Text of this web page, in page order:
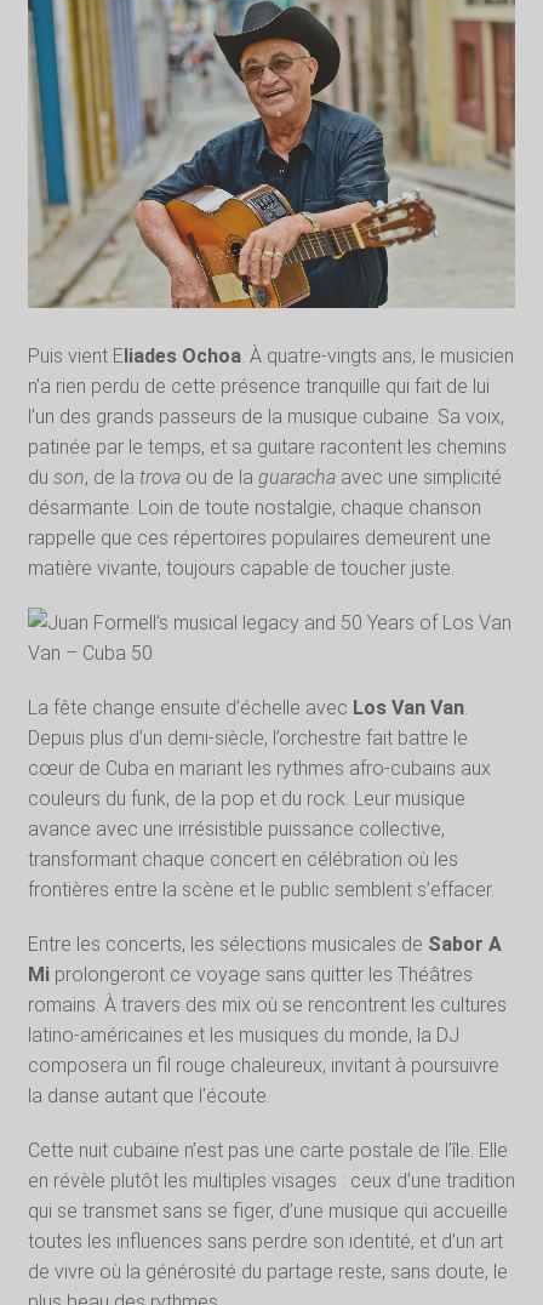
Puis vient Eliades Ochoa. À quatre-vingts ans, le musicien
n’a rien perdu de cette présence tranquille qui fait de lui
l’un des grands passeurs de la musique cubaine. Sa voix,
patinée par le temps, et sa guitare racontent les chemins
du son, de la trovaou de la guarachaavec une simplicité
désarmante. Loin de toute nostalgie, chaque chanson
rappelle que ces répertoires populaires demeurent une
matière vivante, toujours capable de toucher juste.
La fête change ensuite d’échelle avec Los Van Van.
Depuis plus d’un demi-siècle, l’orchestre fait battre le
cœur de Cuba en mariant les rythmes afro-cubains aux
couleurs du funk, de la pop et du rock. Leur musique
avance avec une irrésistible puissance collective,
transformant chaque concert en célébration où les
frontières entre la scène et le public semblent s’effacer.
Entre les concerts, les sélections musicales de Sabor A
Miprolongeront ce voyage sans quitter les Théâtres
romains. À travers des mix où se rencontrent les cultures
latino-américaines et les musiques du monde, la DJ
composera un fil rouge chaleureux, invitant à poursuivre
la danse autant que l’écoute.
Cette nuit cubaine n’est pas une carte postale de l’île. Elle
en révèle plutôt les multiples visages : ceux d’une tradition
qui se transmet sans se figer, d’une musique qui accueille
toutes les influences sans perdre son identité, et d’un art
de vivre où la générosité du partage reste, sans doute, le